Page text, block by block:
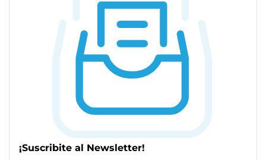
¡Suscribite al Newsletter!